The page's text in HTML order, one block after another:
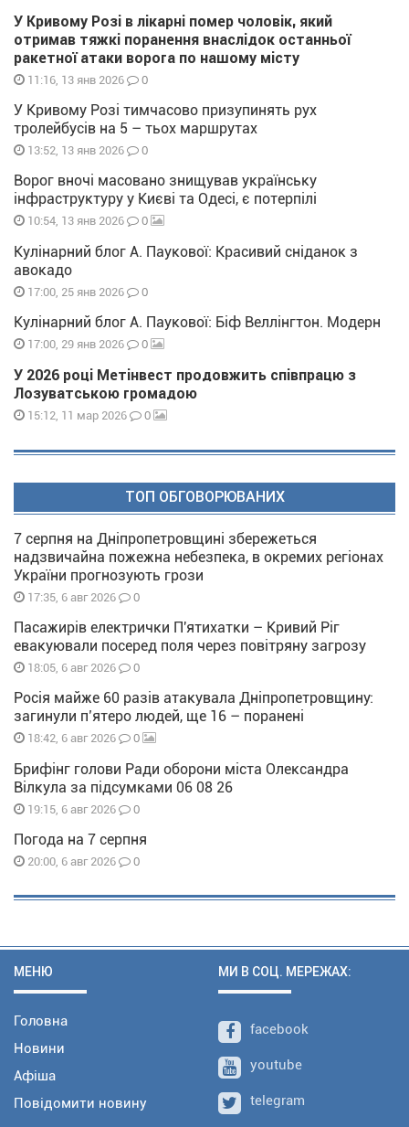
У Кривому Розі в лікарні помер чоловік, який
отримав тяжкі поранення внаслідок останньої
ракетної атаки ворога по нашому місту
11:16, 13 янв 2026 0
У Кривому Розі тимчасово призупинять рух
тролейбусів на 5 – тьох маршрутах
13:52, 13 янв 2026 0
Ворог вночі масовано знищував українську
інфраструктуру у Києві та Одесі, є потерпілі
10:54, 13 янв 2026 0
Кулінарний блог А. Паукової: Красивий сніданок з
авокадо
17:00, 25 янв 2026 0
Кулінарний блог А. Паукової: Біф Веллінгтон. Модерн
17:00, 29 янв 2026 0
У 2026 році Метінвест продовжить співпрацю з
Лозуватською громадою
15:12, 11 мар 2026 0
ТОП ОБГОВОРЮВАНИХ
7 серпня на Дніпропетровщині збережеться
надзвичайна пожежна небезпека, в окремих регіонах
України прогнозують грози
17:35, 6 авг 2026 0
Пасажирів електрички П'ятихатки – Кривий Ріг
евакуювали посеред поля через повітряну загрозу
18:05, 6 авг 2026 0
Росія майже 60 разів атакувала Дніпропетровщину:
загинули п’ятеро людей, ще 16 – поранені
18:42, 6 авг 2026 0
Брифінг голови Ради оборони міста Олександра
Вілкула за підсумками 06 08 26
19:15, 6 авг 2026 0
Погода на 7 серпня
20:00, 6 авг 2026 0
МЕНЮ
Головна
Новини
Афіша
Повідомити новину
МИ В СОЦ. МЕРЕЖАХ:
facebook
youtube
telegram